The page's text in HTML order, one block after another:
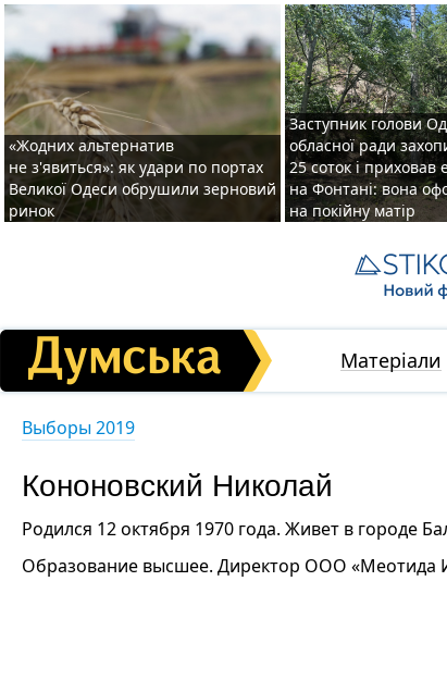
«Жодних альтернатив
не з'явиться»: як удари по портах
Великої Одеси обрушили зерновий
ринок
Заступник голови
обласної ради
25 соток і приховав
на Фонтані: вона
на покійну матір
Матеріали
Выборы 2019
Кононовский Николай
Родился 12 октября 1970 года. Живет в городе
Образование высшее. Директор ООО «Меотида